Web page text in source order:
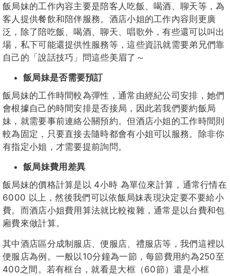
飯局妹的工作內容主要是陪客人吃飯、喝酒、聊天等，為
客人提供餐飲和陪伴服務。酒店小姐的工作內容則更廣
泛，除了陪吃飯、喝酒、聊天、唱歌外，有些還可以叫出
場，私下可能還提供性服務等，這些資訊就需要弟兄們靠
自己的「說話技巧」問這些美眉了～
飯局妹是否需要預訂
飯局妹的工作時間較為彈性，通常由經紀公司安排，她們
會根據自己的時間安排是否接局，因此若我們要約飯局
妹，就需要事前連絡公關預約。但酒店小姐的工作時間則
較為固定，只要直接去隨時都會有小姐可以服務。除非你
有指定小姐，才需要提前詢問。
飯局妹費用差異
飯局妹的價格計算是以 4小時 為單位來計算，通常行情在
6000 以上，然後我們可以依飯局妹表現決定要不要給小
費。而酒店小姐費用算法就比較複雜，通常是以台費和包
廂費來做計算。
其中酒店區分成制服店、便服店、禮服店等，我們這裡以
便服店為例。一般以10分鐘為一節，每節費用約為250至
400之間。若有框台，就看是大框（60節）還是小框